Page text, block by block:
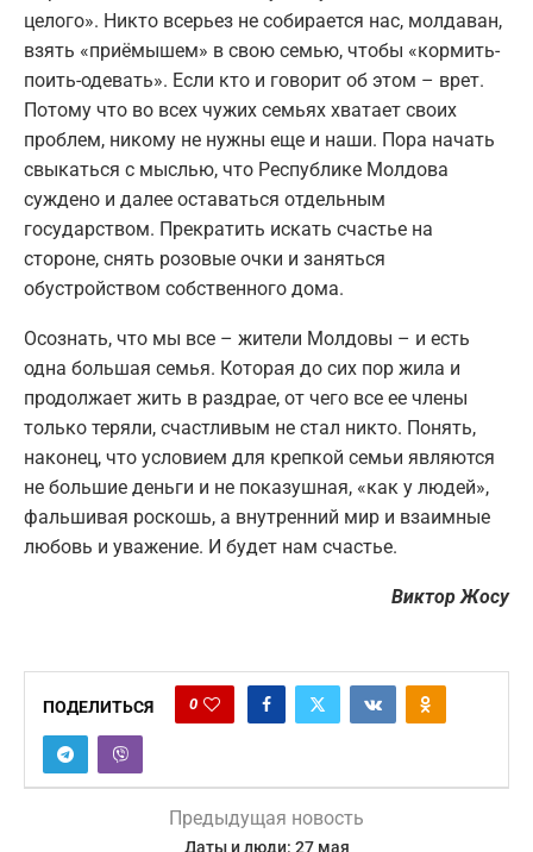
целого». Никто всерьез не собирается нас, молдаван,
взять «приёмышем» в свою семью, чтобы «кормить-
поить-одевать». Если кто и говорит об этом – врет.
Потому что во всех чужих семьях хватает своих
проблем, никому не нужны еще и наши. Пора начать
свыкаться с мыслью, что Республике Молдова
суждено и далее оставаться отдельным
государством. Прекратить искать счастье на
стороне, снять розовые очки и заняться
обустройством собственного дома.
Осознать, что мы все – жители Молдовы – и есть
одна большая семья. Которая до сих пор жила и
продолжает жить в раздрае, от чего все ее члены
только теряли, счастливым не стал никто. Понять,
наконец, что условием для крепкой семьи являются
не большие деньги и не показушная, «как у людей»,
фальшивая роскошь, а внутренний мир и взаимные
любовь и уважение. И будет нам счастье.
Виктор Жосу
ПОДЕЛИТЬСЯ 0
Предыдущая новость
Даты и люди: 27 мая